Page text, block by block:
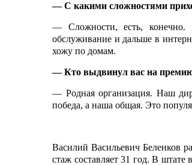
— С какими сложностями
— Сложности, есть, конечно.
обслуживание и дальше в
хожу по домам.
— Кто выдвинул вас на
— Родная организация. Наш
победа, а наша общая. Это
Василий Васильевич Беленков
стаж составляет 31 год. В штате